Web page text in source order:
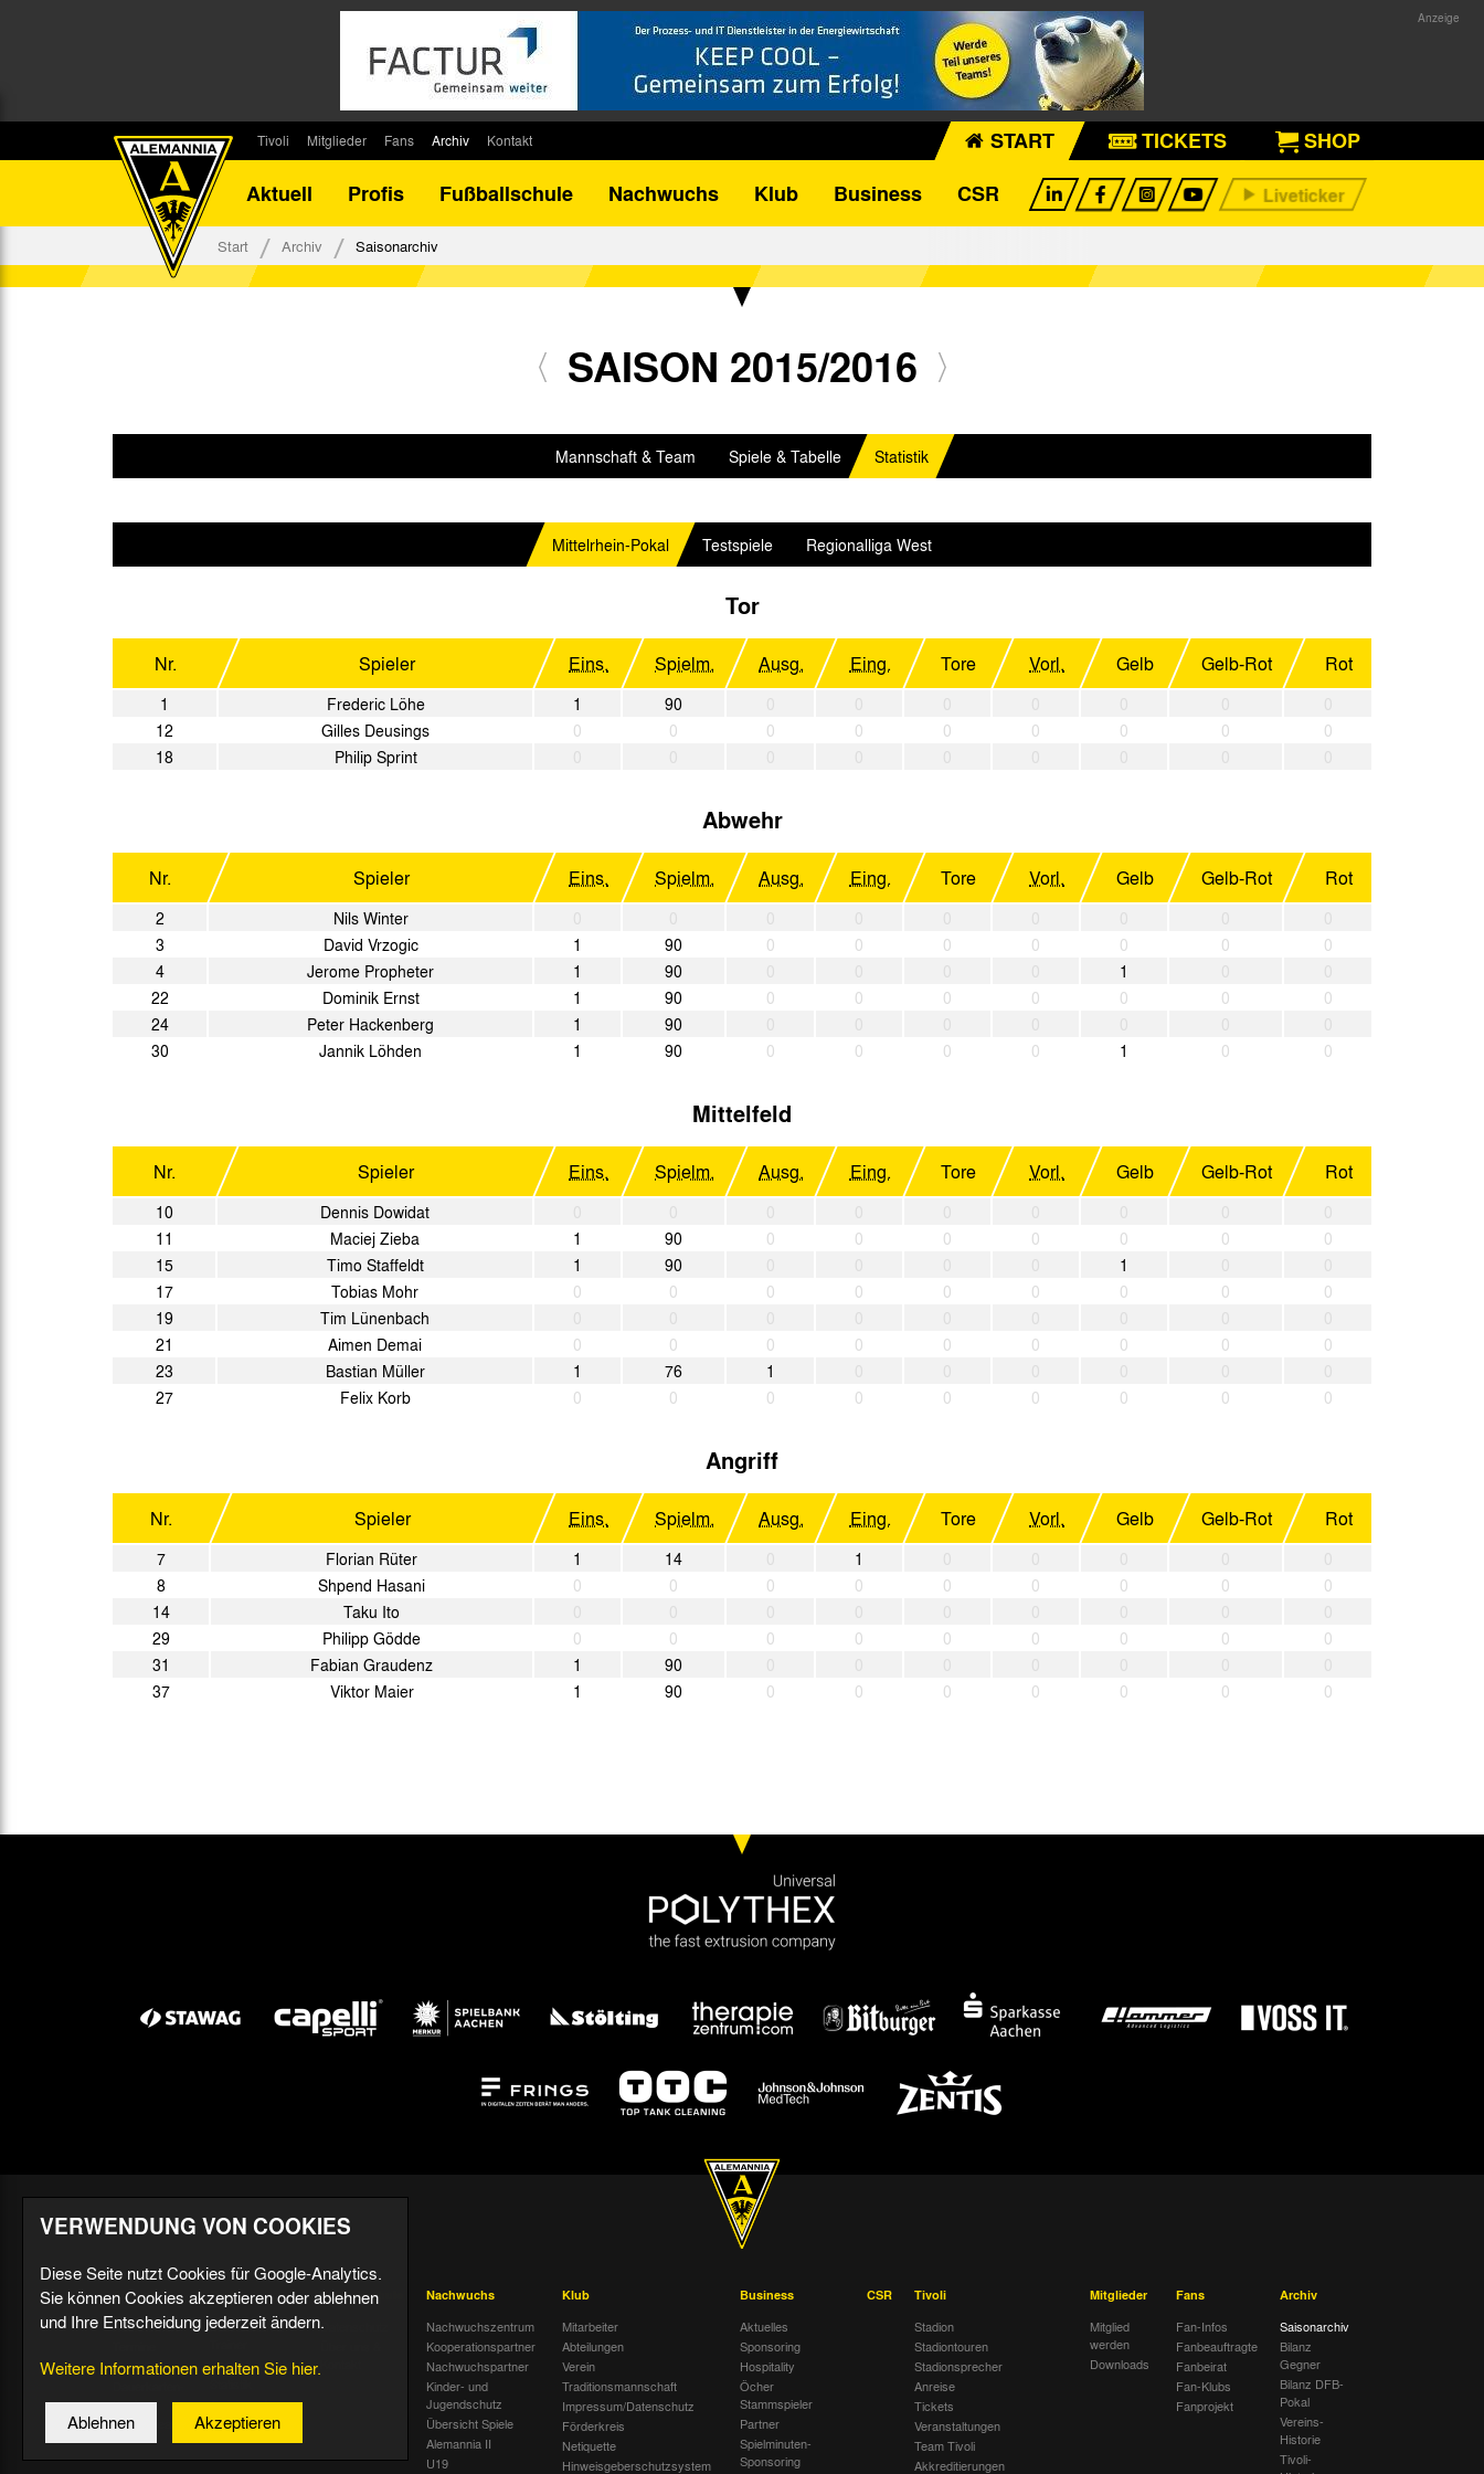
Tivoli
Stadionsprecher
Stadiongaststätte Klömpchensklub
Mitglieder
Kontakt
Fans
Fanbeirat
Fan-Klubs
Archiv
Bilanz DFB-Pokal
Kontakt START TICKETS
SHOP
Aktuell
Profis Fußballschule Nachwuchs Klub Business CSR
Start Archiv Saisonarchiv
SAISON 2015/2016
Mannschaft & Team Spiele & Tabelle Statistik
Mittelrhein-Pokal Testspiele Regionalliga West
Tor
Nr. Spieler Eins. Spielm. Ausg. Eing. Tore Vorl. Gelb Gelb-Rot Rot
1 Frederic Löhe 1 90
12
Gilles Deusings 0 0 0 0 0 0 0 0
0
18
Philip Sprint
Abwehr
Nr. Spieler Eins. Spielm. Ausg. Eing. Tore Vorl. Gelb Gelb-Rot Rot
2 Nils Winter
3
David Vrzogic 1 90 0 0 0 0 0 0
0
4
Jerome Propheter 1 90 1
22
Dominik Ernst 1 90 0 0 0 0 0 0
0
24
Peter Hackenberg 1 90
30
Jannik Löhden 1 90 0 0 0 0 1 0 0
Mittelfeld
Nr. Spieler Eins. Spielm. Ausg. Eing. Tore Vorl. Gelb Gelb-Rot Rot
10 Dennis Dowidat
11
Maciej Zieba 1 90 0 0 0 0 0 0
0
15
Timo Staffeldt 1 90 1
17
Tobias Mohr 0 0 0 0 0 0 0 0
0
19
Tim Lünenbach
21
Aimen Demai 0 0 0 0 0 0 0 0
0
23
Bastian Müller 1 76 1
27
Felix Korb 0 0 0 0 0 0 0 0 0
Angriff
Nr. Spieler Eins. Spielm. Ausg. Eing. Tore Vorl. Gelb Gelb-Rot Rot
7 Florian Rüter 1 14 1
8
Shpend Hasani 0 0 0 0 0 0 0 0
0
14
Taku Ito
29
Philipp Gödde 0 0 0 0 0 0 0 0
0
31
Fabian Graudenz 1 90
37
Viktor Maier 1 90 0 0 0 0 0 0 0
Aktuell
Nachrichten
Tivoli Echo
Deal
Radiostream
Profis
Mannschaft &
Spiele & Tabelle
Trainingsplan
Geburtstage
Fußballschule
Datenschutz
Nachwuchs
Nachwuchszentrum
Kooperationspartner
Nachwuchspartner
Kinder- und
Jugendschutz
Übersicht Spiele
Alemannia II
U19
Klub
Mitarbeiter
Abteilungen
Verein
Traditionsmannschaft
Impressum/Datenschutz
Förderkreis
Netiquette
Hinweisgeberschutzsystem
Business
Aktuelles
Sponsoring
Hospitality
Öcher
Stammspieler
Partner
Spielminuten-
Sponsoring
CSR
Tivoli
Stadion
Stadiontouren
Stadionsprecher
Anreise
Tickets
Veranstaltungen
Team Tivoli
Akkreditierungen
Mitglieder
Mitglied
werden
Downloads
Fans
Fan-Infos
Fanbeauftragte
Fanbeirat
Fan-Klubs
Fanprojekt
Archiv
Saisonarchiv
Bilanz
Gegner
Bilanz DFB-
Pokal
Vereins-
Historie
Tivoli-
VERWENDUNG VON COOKIES
Diese Seite nutzt Cookies für Google-Analytics.
Sie können Cookies akzeptieren oder ablehnen
und Ihre Entscheidung jederzeit ändern.
Weitere Informationen erhalten Sie hier.
Ablehnen Akzeptieren